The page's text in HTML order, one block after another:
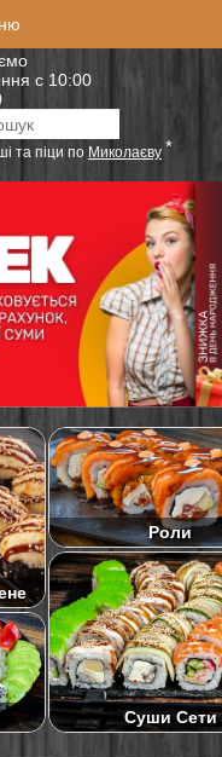
с 10:00
та піци по Миколаєву *
Роли
Суши Сети